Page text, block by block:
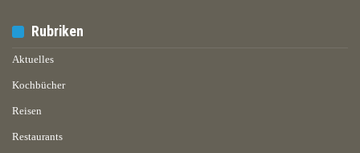
Rubriken
Aktuelles
Kochbücher
Reisen
Restaurants